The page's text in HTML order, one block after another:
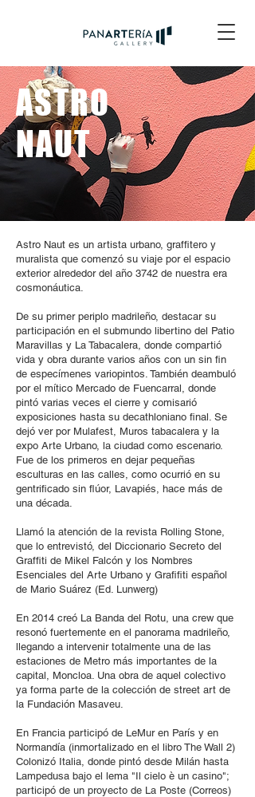
ASTRO
NAUT
Astro Naut es un artista urbano, graffitero y
muralista que comenzó su viaje por el espacio
exterior alrededor del año 3742 de nuestra era
cosmonáutica.
De su primer periplo madrileño, destacar su
participación en el submundo libertino del Patio
Maravillas y La Tabacalera, donde compartió
vida y obra durante varios años con un sin fin
de especímenes variopintos. También deambuló
por el mítico Mercado de Fuencarral, donde
pintó varias veces el cierre y comisarió
exposiciones hasta su decathloniano final. Se
dejó ver por Mulafest, Muros tabacalera y la
expo Arte Urbano, la ciudad como escenario.
Fue de los primeros en dejar pequeñas
esculturas en las calles, como ocurrió en su
gentrificado sin flúor, Lavapiés, hace más de
una década.
Llamó la atención de la revista Rolling Stone,
que lo entrevistó, del Diccionario Secreto del
Graffiti de Mikel Falcón y los Nombres
Esenciales del Arte Urbano y Grafifiti español
de Mario Suárez (Ed. Lunwerg)
En 2014 creó La Banda del Rotu, una crew que
resonó fuertemente en el panorama madrileño,
llegando a intervenir totalmente una de las
estaciones de Metro más importantes de la
capital, Moncloa. Una obra de aquel colectivo
ya forma parte de la colección de street art de
la Fundación Masaveu.
En Francia participó de LeMur en París y en
Normandía (inmortalizado en el libro The Wall 2)
Colonizó Italia, donde pintó desde Milán hasta
Lampedusa bajo el lema "Il cielo è un casino";
participó de un proyecto de La Poste (Correos)